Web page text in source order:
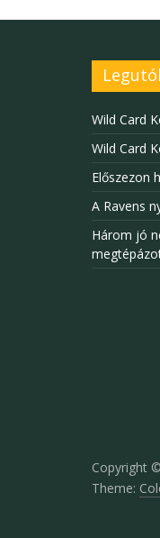
Wild Card
Wild Card
Előszezon
A Ravens
Három jó
Copyright
Theme: